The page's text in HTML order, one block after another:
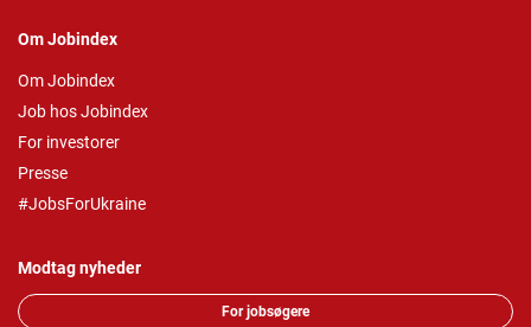
Om Jobindex
Om Jobindex
Job hos Jobindex
For investorer
Presse
#JobsForUkraine
Modtag nyheder
For jobsøgere